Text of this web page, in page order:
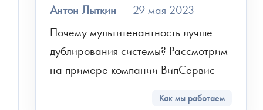
Антон Лыткин
29 мая 2023
Почему мультитенантность лучше
дублирования системы? Рассмотрим
на примере компании ВипСервис
Как мы работаем